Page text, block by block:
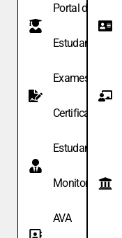
Portal do
Estudante
Exames de
Certificação
Estudante
Monitor
AVA